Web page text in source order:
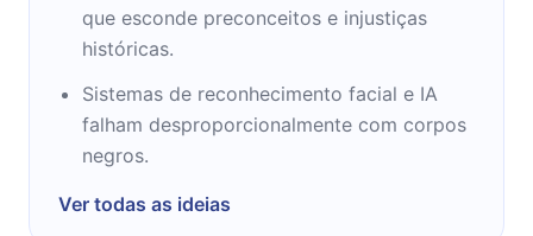
que esconde preconceitos e injustiças
históricas.
Sistemas de reconhecimento facial e IA
falham desproporcionalmente com corpos
negros.
Ver todas as ideias